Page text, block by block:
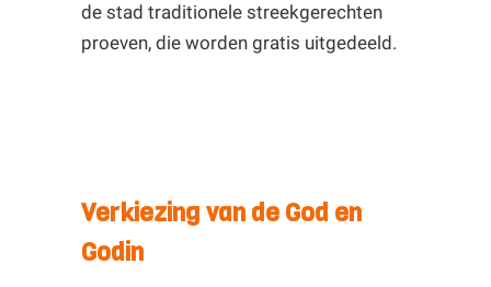
de stad traditionele streekgerechten
proeven, die worden gratis uitgedeeld.
Verkiezing van de God en
Godin